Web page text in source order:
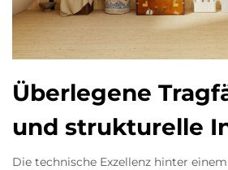
Überlegene
und strukturelle
Die technische Exzellenz hinter